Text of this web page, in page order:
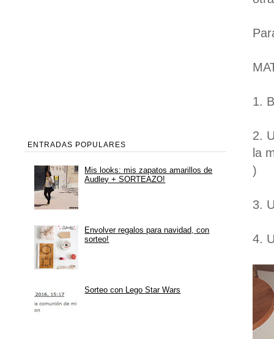
1.
2.
la
)
3.
4.
ENTRADAS POPULARES
Mis looks: mis zapatos amarillos de
Audley + SORTEAZO!
Envolver regalos para navidad, con
sorteo!
Sorteo con Lego Star Wars